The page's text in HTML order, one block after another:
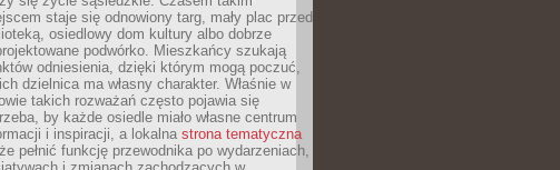
staje się odnowiony targ, mały plac przed
osiedlowy dom kultury albo dobrze
podwórko. Mieszkańcy szukają
odniesienia, dzięki którym mogą poczuć,
dzielnica ma własny charakter. Właśnie w
takich rozważań często pojawia się
by każde osiedle miało własne centrum
i inspiracji, a lokalna strona tematyczna
pełnić funkcję przewodnika po wydarzeniach,